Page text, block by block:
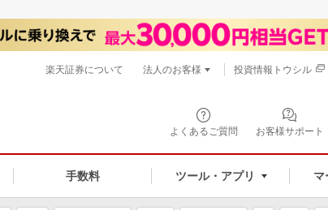
よくあるご質問 お客様サポート
手数料 ツール・アプリ マ
楽天証券について 法人のお客様 投資情報トウシル